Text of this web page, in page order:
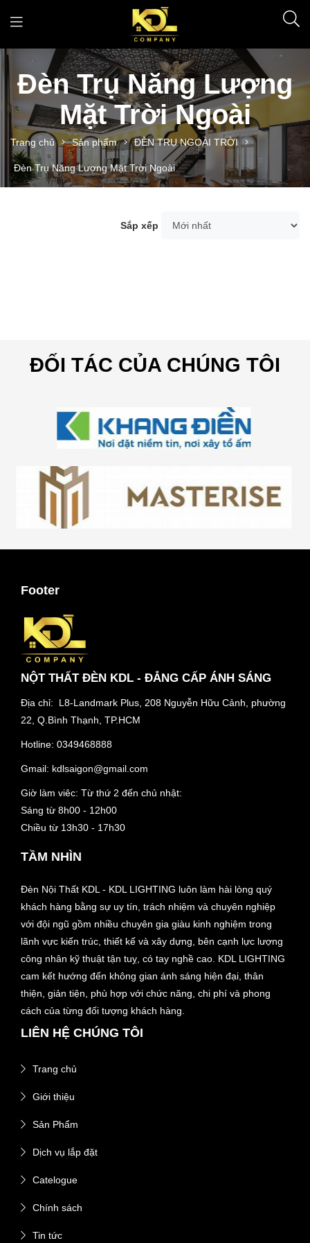
Đèn Trụ Năng Lượng
Mặt Trời Ngoài
Trang chủ Sản phẩm ĐÈN TRỤ NGOÀI TRỜI
Đèn Trụ Năng Lượng Mặt Trời Ngoài
Sắp xếp
ĐỐI TÁC CỦA CHÚNG TÔI
Footer
NỘT THẤT ĐÈN KDL - ĐẲNG CẤP ÁNH SÁNG
Địa chỉ: L8-Landmark Plus, 208 Nguyễn Hữu Cảnh, phường
22, Q.Bình Thạnh, TP.HCM
Hotline: 0349468888
Gmail: kdlsaigon@gmail.com
Giờ làm viêc: Từ thứ 2 đến chủ nhật:
Sáng từ 8h00 - 12h00
Chiều từ 13h30 - 17h30
TẦM NHÌN
Đèn Nội Thất KDL - KDL LIGHTING luôn làm hài lòng quý
khách hàng bằng sự uy tín, trách nhiệm và chuyên nghiệp
với đội ngũ gồm nhiều chuyên gia giàu kinh nghiệm trong
lãnh vực kiến trúc, thiết kế và xây dựng, bên cạnh lực lượng
công nhân kỹ thuật tận tuỵ, có tay nghề cao. KDL LIGHTING
cam kết hướng đến không gian ánh sáng hiện đại, thân
thiện, giản tiện, phù hợp với chức năng, chi phí và phong
cách của từng đối tượng khách hàng.
LIÊN HỆ CHÚNG TÔI
Trang chủ
Giới thiệu
Sản Phẩm
Dịch vụ lắp đặt
Catelogue
Chính sách
Tin tức